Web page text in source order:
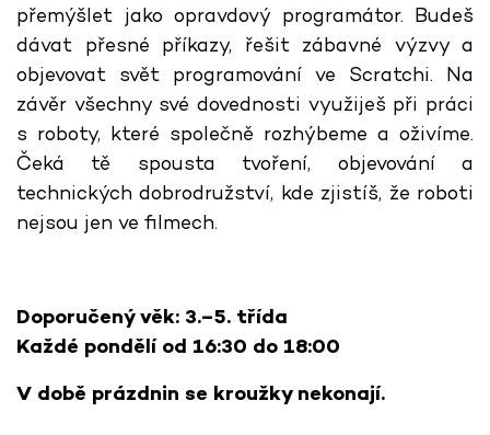
přemýšlet jako opravdový programátor. Budeš
dávat přesné příkazy, řešit zábavné výzvy a
objevovat svět programování ve Scratchi. Na
závěr všechny své dovednosti využiješ při práci
s roboty, které společně rozhýbeme a oživíme.
Čeká tě spousta tvoření, objevování a
technických dobrodružství, kde zjistíš, že roboti
nejsou jen ve filmech.
Doporučený věk: 3.–5. třída
Každé pondělí od 16:30 do 18:00
V době prázdnin se kroužky nekonají.